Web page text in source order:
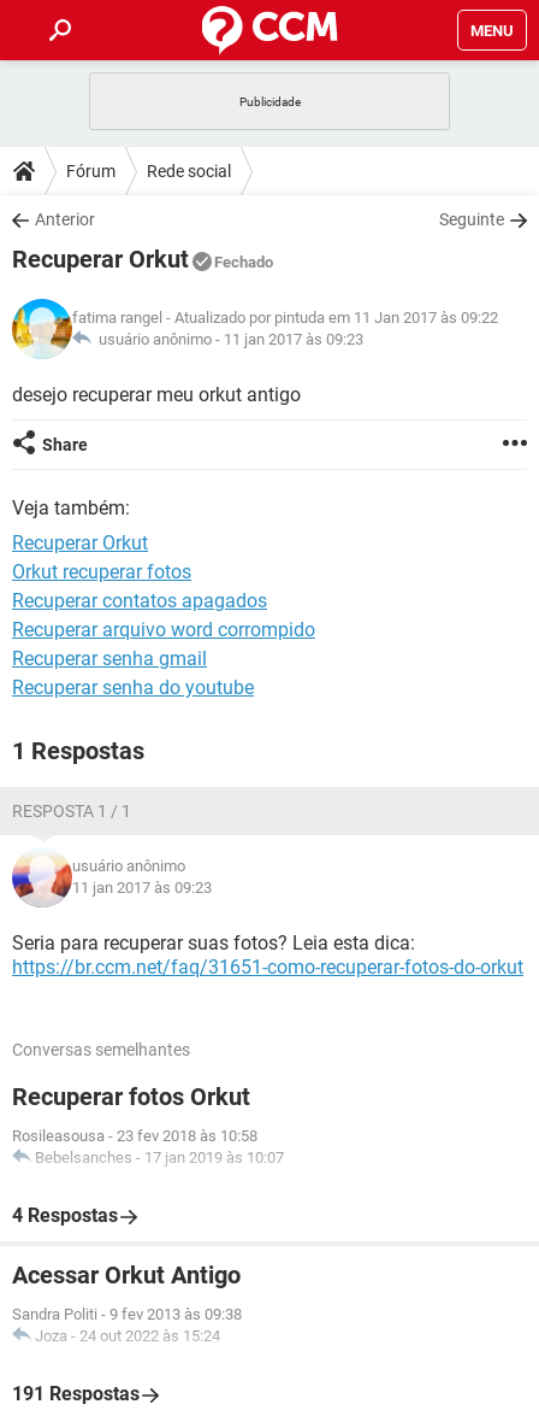
MENU
CELULAR
OUTLOOK
INSTAGRAM
GUIA DE COMPRAS
DICAS
JOGOS
INSTAGRAM GMAIL
GUIA DE COMPRAS
DOWNLOADS
JOGOS
CELULAR
OUTLOOK EXCEL
INSTAGRAM
FÓRUM
JOGOS WHATSAPP
CELULAR
OUTLOOK EXCEL
INSTAGRAM
GLOSSÁRIO
JOGOS
INSTAGRAM
GUIA DE COMPRAS
Fórum Rede social
Anterior Seguinte
Recuperar Orkut Fechado
fatima rangel - Atualizado por pintuda em 11 Jan 2017 às 09:22
usuário anônimo - 11 jan 2017 às 09:23
desejo recuperar meu orkut antigo
Share
Veja também:
Recuperar Orkut
Orkut recuperar fotos
Recuperar contatos apagados
Recuperar arquivo word corrompido
Recuperar senha gmail
Recuperar senha do youtube
1 Respostas
RESPOSTA 1 / 1
usuário anônimo
11 jan 2017 às 09:23
Seria para recuperar suas fotos? Leia esta dica:
https://br.ccm.net/faq/31651-como-recuperar-fotos-do-orkut
Conversas semelhantes
Recuperar fotos Orkut
Rosileasousa - 23 fev 2018 às 10:58
Bebelsanches - 17 jan 2019 às 10:07
4 Respostas
Acessar Orkut Antigo
Sandra Politi - 9 fev 2013 às 09:38
Joza - 24 out 2022 às 15:24
191 Respostas